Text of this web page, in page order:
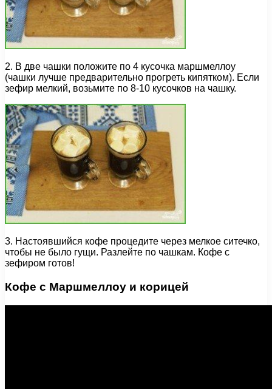
2. В две чашки положите по 4 кусочка маршмеллоу
(чашки лучше предварительно прогреть кипятком). Если
зефир мелкий, возьмите по 8-10 кусочков на чашку.
3. Настоявшийся кофе процедите через мелкое ситечко,
чтобы не было гущи. Разлейте по чашкам. Кофе с
зефиром готов!
Кофе с Маршмеллоу и корицей